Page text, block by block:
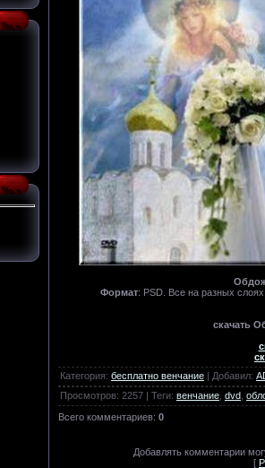
Формат: PSD. Все на разных
скачать
Категория: бесплатно венчание | Добавил:
Просмотров: 2257 | Теги: венчание dvd
Всего комментариев: 0
Добавлять комментарии
[